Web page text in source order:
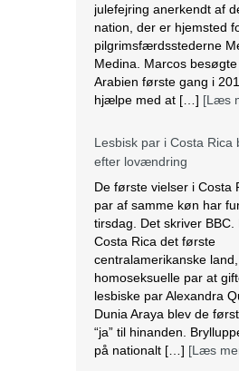
julefejring anerkendt af
nation, der er hjemsted
pilgrimsfærdsstederne
Medina. Marcos
Arabien første gang i
hjælpe med at […] [Læs
Lesbisk par i Costa Rica
efter lovændring
De første vielser i Costa
par af samme køn har
tirsdag. Det skriver BBC.
Costa Rica det første
centralamerikanske
homoseksuelle par at
lesbiske par Alexandra
Dunia Araya blev de
“ja” til hinanden.
på nationalt […] [Læs